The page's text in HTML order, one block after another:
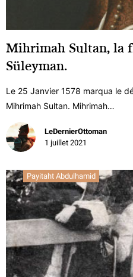
Mihrimah Sultan, la
Süleyman.
Le 25 Janvier 1578 marqua le
Mihrimah Sultan. Mihrimah…
LeDernierOttoman
1 juillet 2021
Payitaht Abdulhamid